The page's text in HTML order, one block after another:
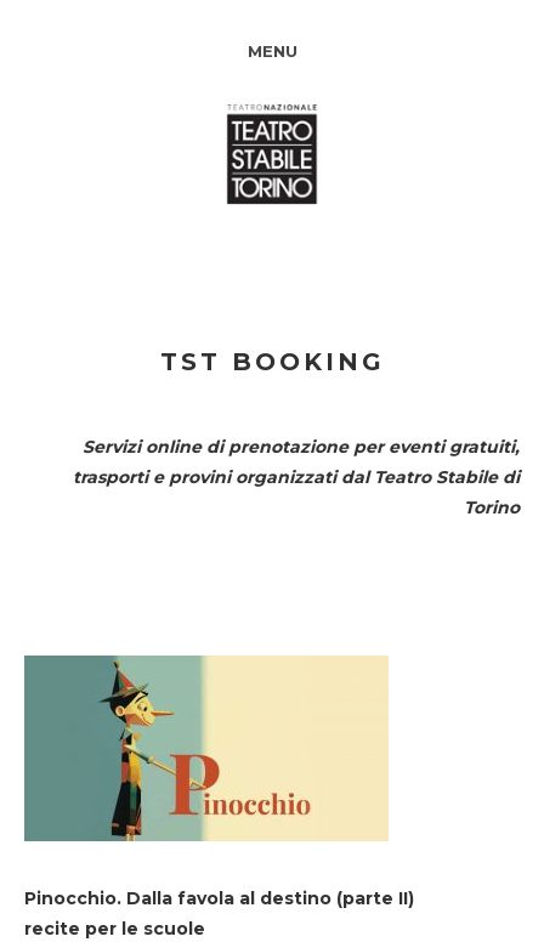
MENU
TST BOOKING
Servizi online di prenotazione per eventi gratuiti,
trasporti e provini organizzati dal Teatro Stabile di
Torino
Pinocchio. Dalla favola al destino (parte II)
recite per le scuole